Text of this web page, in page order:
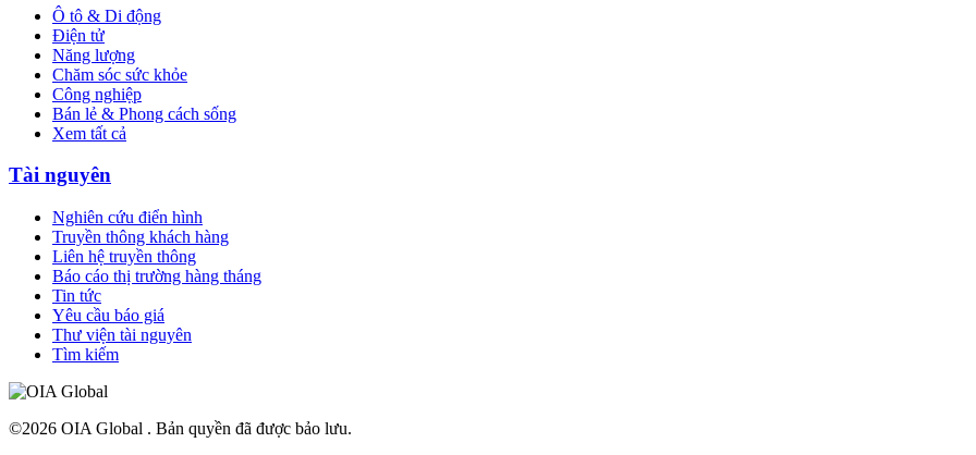
Ô tô & Di động
Điện tử
Năng lượng
Chăm sóc sức khỏe
Công nghiệp
Bán lẻ & Phong cách sống
Xem tất cả
Tài nguyên
Nghiên cứu điển hình
Truyền thông khách hàng
Liên hệ truyền thông
Báo cáo thị trường hàng tháng
Tin tức
Yêu cầu báo giá
Thư viện tài nguyên
Tìm kiếm
©2026 OIA Global . Bản quyền đã được bảo lưu.